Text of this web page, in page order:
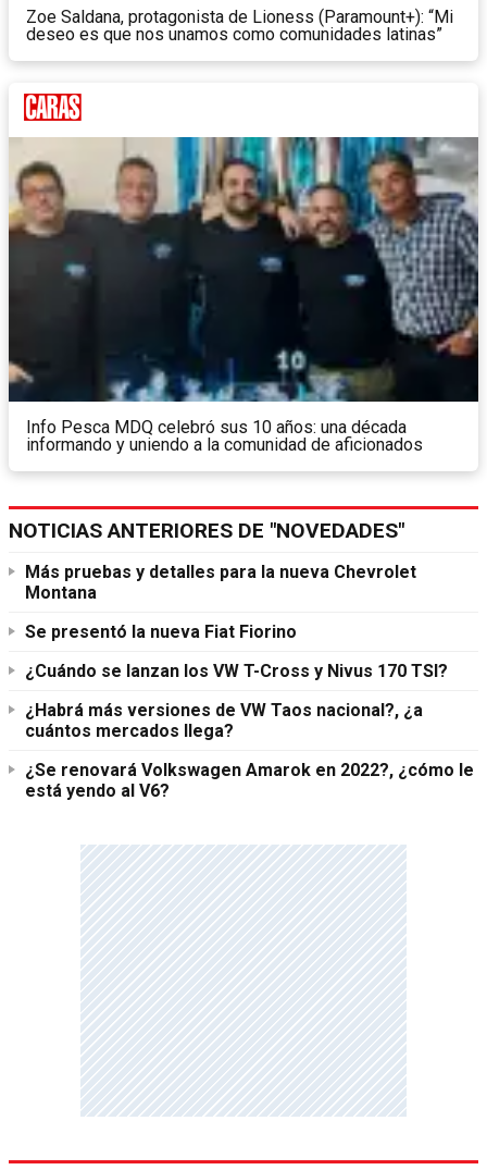
Zoe Saldana, protagonista de Lioness (Paramount+): “Mi
deseo es que nos unamos como comunidades latinas”
Info Pesca MDQ celebró sus 10 años: una década
informando y uniendo a la comunidad de aficionados
NOTICIAS ANTERIORES DE "NOVEDADES"
Más pruebas y detalles para la nueva Chevrolet
Montana
Se presentó la nueva Fiat Fiorino
¿Cuándo se lanzan los VW T-Cross y Nivus 170 TSI?
¿Habrá más versiones de VW Taos nacional?, ¿a
cuántos mercados llega?
¿Se renovará Volkswagen Amarok en 2022?, ¿cómo le
está yendo al V6?